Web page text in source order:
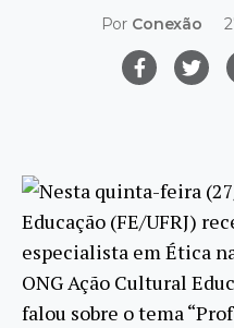
Por Conexão
Nesta quinta-feira
Educação (FE/UFRJ)
especialista em Ética
ONG Ação Cultural
falou sobre o tema